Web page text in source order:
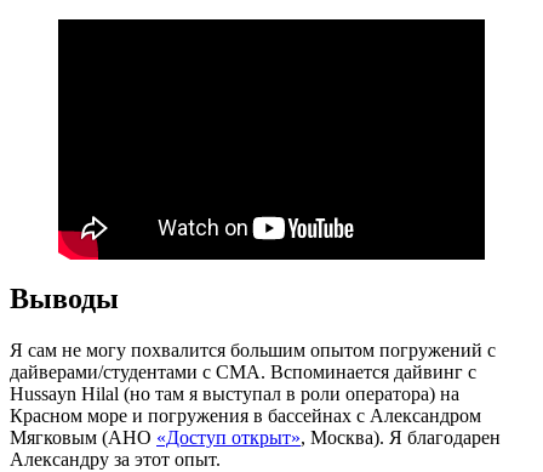
Выводы
Я сам не могу похвалится большим опытом погружений с
дайверами/студентами с СМА. Вспоминается дайвинг с
Hussayn Hilal (но там я выступал в роли оператора) на
Красном море и погружения в бассейнах с Александром
Мягковым (АНО «Доступ открыт», Москва). Я благодарен
Александру за этот опыт.